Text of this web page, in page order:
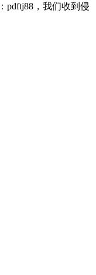
pdftj88，我们收到侵